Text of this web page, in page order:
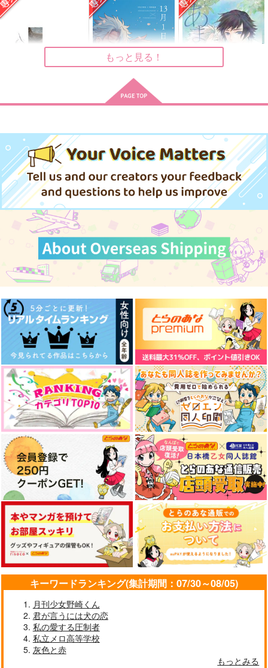
ひまわりのたね2イラ
スト集
ひまわり畑
（税込）
作品詳細
HASHIRAKEIKO Nov
elty WebLog.
お先に失礼します！
315円（税込）
不死川実弥×冨岡義勇
サンプル
作品詳細
けもカレッ！
みるくすむーじー
787円（税込）
作品詳細
ふたりだけの場所 下
巻
かめや御昼寝堂
472円 （税込）
不死川実弥×冨岡義勇
サンプル
作品詳細
白粧花−オシロイバナ
ー
もふっと
（税込）
不死川実弥×冨岡義勇
サンプル
作品詳細
君の手を取る方法は
ふわ工房
1,257円（税込）
不死川実弥×冨岡義勇
サンプル
作品詳細
こんなに可愛いなんて
聞いてねェ！
アキノメルパ
597円（税込）
不死川実弥×冨岡義勇
作品詳細
ここにいろとはきっと
言わない
淡竹
1,100円 （税込）
不死川実弥×冨岡義勇
君が魔法をかけたから
かめや御昼寝堂
629円（税込）
不死川実弥×冨岡義勇
乱乱嵐
専売 715円 （税込）
鬼滅の刃
不死川実弥×冨岡義勇
サンプル
カート
専売 1,572円（税込）
不死川実弥×冨岡義勇
mamebugyou
専売 787円（税込）
鬼滅の刃
不死川実弥×冨岡義勇
サンプル
君に彼岸花を 白
jam
専売 2,357円（税込）
鬼滅の刃
不死川実弥×冨岡義勇
サンプル
カート
もっと見る！
キーワードランキング(集計期間：07/30～08/05)
月刊少女野崎くん
君が言うには犬の恋
私の愛する圧制者
私立メロ高等学校
灰色と赤
もっとみる